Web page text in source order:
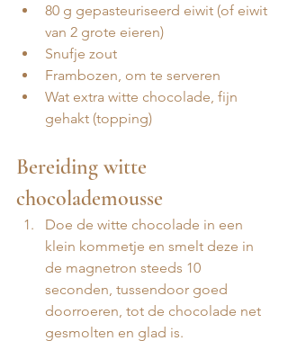
80 g gepasteuriseerd eiwit (of eiwit
van 2 grote eieren)
Snufje zout
Frambozen, om te serveren
Wat extra witte chocolade, fijn
gehakt (topping)
Bereiding witte
chocolademousse
Doe de witte chocolade in een
klein kommetje en smelt deze in
de magnetron steeds 10
seconden, tussendoor goed
doorroeren, tot de chocolade net
gesmolten en glad is.